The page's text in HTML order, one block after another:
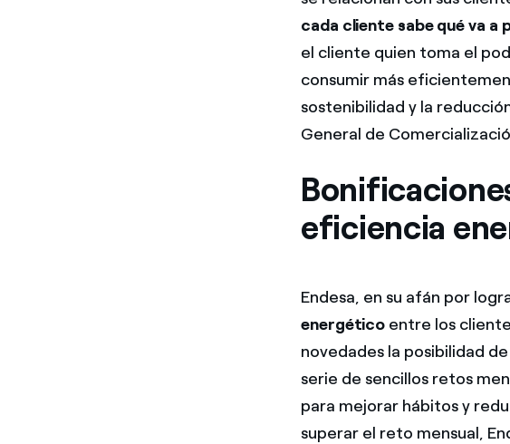
cada cliente sabe qué va a
el cliente quien toma el
consumir más
sostenibilidad y la
General de
eficiencia
Endesa, en su afán por
energético entre los
novedades la posibilidad
serie de sencillos retos
para mejorar hábitos y
superar el reto mensual,